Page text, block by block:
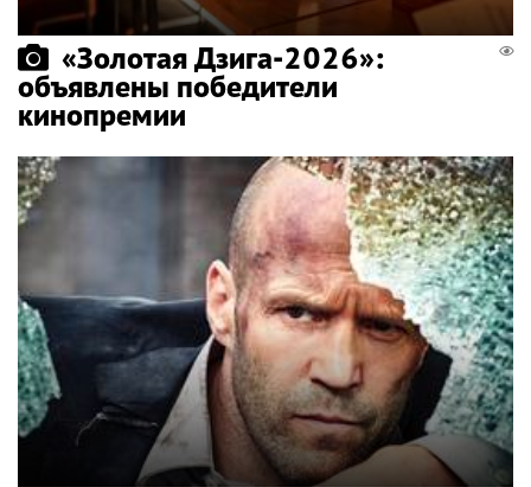
«Золотая Дзига-2026»:
объявлены победители
кинопремии